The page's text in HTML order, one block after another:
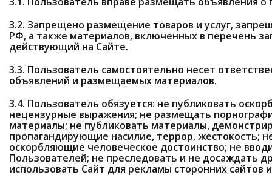
3.2. Запрещено размещение товаров и услуг,
РФ, а также материалов, включенных в перечень
действующий на Сайте.
3.3. Пользователь самостоятельно несет
объявлений и размещаемых материалов.
3.4. Пользователь обязуется: не публиковать
нецензурные выражения; не размещать
материалы; не публиковать материалы,
пропагандирующие насилие, террор, жестокость;
оскорбляющие человеческое достоинство; не
Пользователей; не преследовать и не досаждать
использовать Сайт для рекламы сторонних сайтов